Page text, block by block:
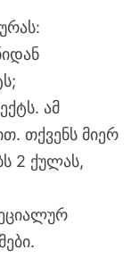
ამ
თქვენს მიერ
2 ქულას,